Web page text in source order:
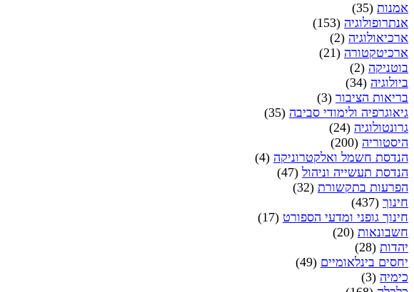
אמנות (35)
אנתרופולוגיה (153)
ארכיאולוגיה (2)
ארכיטקטורה (21)
בוטניקה (2)
ביולוגיה (34)
בריאות הציבור (3)
גיאוגרפיה ולימודי סביבה (35)
גרונטולוגיה (24)
היסטוריה (200)
הנדסת חשמל ואלקטרוניקה (4)
הנדסת תעשייה וניהול (47)
הפרעות בתקשורת (32)
חינוך (437)
חינוך גופני ומדעי הספורט (17)
חשבונאות (20)
יהדות (28)
יחסים בינלאומיים (49)
כימיה (3)